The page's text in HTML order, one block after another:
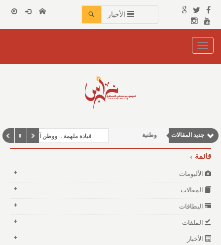
الأخبار
Toggle
navigation
جديد المقالات وطنية
مقالات علمية
قيادة ملهمة .. ووطن آمن
قائمة
الألبومات
المقالات
البطاقات
الملفات
الأخبار